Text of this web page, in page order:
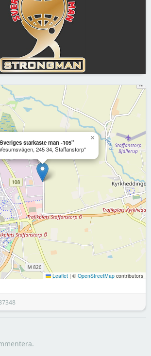
starkaste man -105"
245 34, Staffanstorp"
×
Leaflet | © OpenStreetMapcontributors